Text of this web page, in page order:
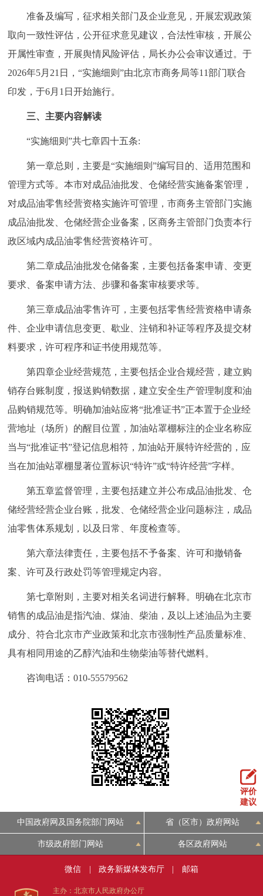
ESPAÑOL العربية PORTUGUÊS
ITALIANO
准备及编写，征求相关部门及企业意见，开展宏观政策
取向一致性评估，公开征求意见建议，合法性审核，开展公
开属性审查，开展舆情风险评估，局长办公会审议通过。于
2026年5月21日，“实施细则”由北京市商务局等11部门联合
印发，于6月1日开始施行。
三、主要内容解读
“实施细则”共七章四十五条:
第一章总则，主要是“实施细则”编写目的、适用范围和
管理方式等。本市对成品油批发、仓储经营实施备案管理，
对成品油零售经营资格实施许可管理，市商务主管部门实施
成品油批发、仓储经营企业备案，区商务主管部门负责本行
政区域内成品油零售经营资格许可。
第二章成品油批发仓储备案，主要包括备案申请、变更
要求、备案申请方法、步骤和备案审核要求等。
第三章成品油零售许可，主要包括零售经营资格申请条
件、企业申请信息变更、歇业、注销和补证等程序及提交材
料要求，许可程序和证书使用规范等。
第四章企业经营规范，主要包括企业合规经营，建立购
销存台账制度，报送购销数据，建立安全生产管理制度和油
品购销规范等。明确加油站应将“批准证书”正本置于企业经
营地址（场所）的醒目位置，加油站罩棚标注的企业名称应
当与“批准证书”登记信息相符，加油站开展特许经营的，应
当在加油站罩棚显著位置标识“特许”或“特许经营”字样。
第五章监督管理，主要包括建立并公布成品油批发、仓
储经营经营企业台账，批发、仓储经营企业问题标注，成品
油零售体系规划，以及日常、年度检查等。
第六章法律责任，主要包括不予备案、许可和撤销备
案、许可及行政处罚等管理规定内容。
第七章附则，主要对相关名词进行解释。明确在北京市
销售的成品油是指汽油、煤油、柴油，及以上述油品为主要
成分、符合北京市产业政策和北京市强制性产品质量标准、
具有相同用途的乙醇汽油和生物柴油等替代燃料。
咨询电话：010-55579562
评价
建议
中国政府网及国务院部门网站 省（区市）政府网站
市级政府部门网站 各区政府网站
微信 政务新媒体发布厅 邮箱
主办：北京市人民政府办公厅